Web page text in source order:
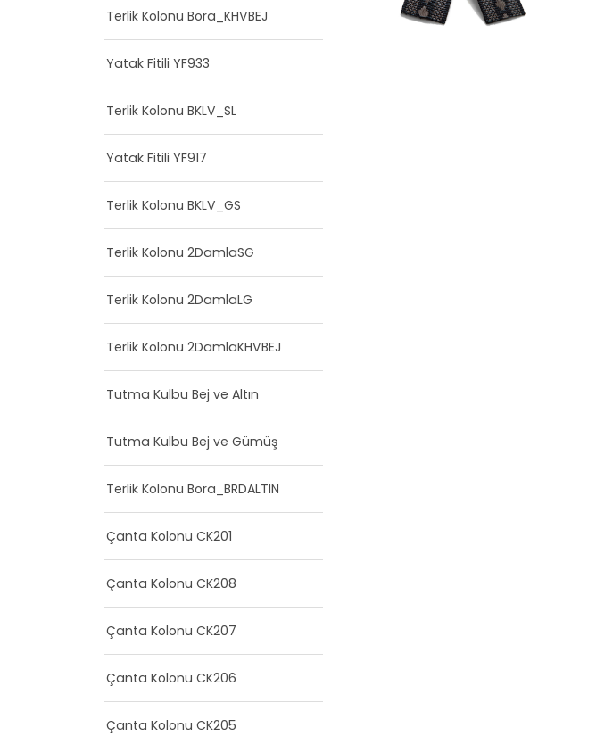
Terlik Kolonu Bora_KHVBEJ
Yatak Fitili YF933
Terlik Kolonu BKLV_SL
Yatak Fitili YF917
Terlik Kolonu BKLV_GS
Terlik Kolonu 2DamlaSG
Terlik Kolonu 2DamlaLG
Terlik Kolonu 2DamlaKHVBEJ
Tutma Kulbu Bej ve Altın
Tutma Kulbu Bej ve Gümüş
Terlik Kolonu Bora_BRDALTIN
Çanta Kolonu CK201
Çanta Kolonu CK208
Çanta Kolonu CK207
Çanta Kolonu CK206
Çanta Kolonu CK205